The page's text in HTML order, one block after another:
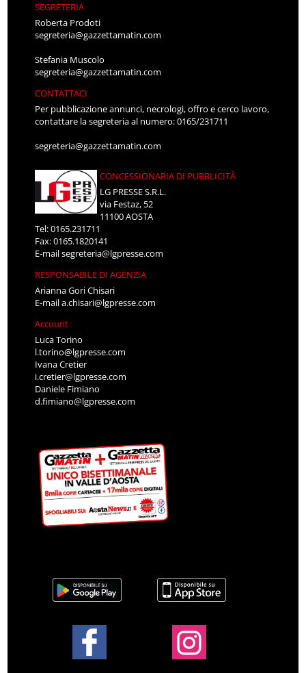
SEGRETERIA
Roberta Prodoti
segreteria@gazzettamatin.com
Stefania Muscolo
segreteria@gazzettamatin.com
CONTATTACI
Per pubblicazione annunci, necrologi, offro e cerco lavoro,
contattare la segreteria al numero: 0165/231711
segreteria@gazzettamatin.com
CONCESSIONARIA DI PUBBLICITÀ
LG PRESSE S.R.L.
via Festaz, 52
11100 AOSTA
Tel: 0165.231711
Fax: 0165.1820141
E-mailsegreteria@lgpresse.com
RESPONSABILE DI AGENZIA
Arianna Gori Chisari
E-maila.chisari@lgpresse.com
Account
Luca Torino
l.torino@lgpresse.com
Ivana Cretier
i.cretier@lgpresse.com
Daniele Fimiano
d.fimiano@lgpresse.com